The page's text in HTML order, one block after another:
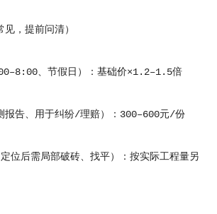
，提前问清）
、节假日）：基础价×1.2–1.5倍
告、用于纠纷/理赔）：300–600元/份
后需局部破砖、找平）：按实际工程量另